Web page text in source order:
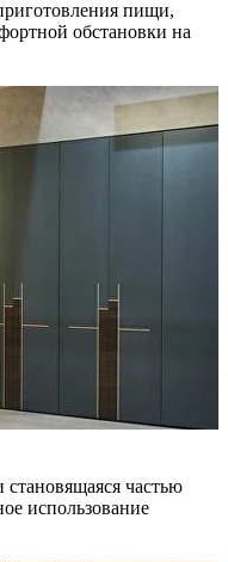
пищи,
обстановки на
частью
использование